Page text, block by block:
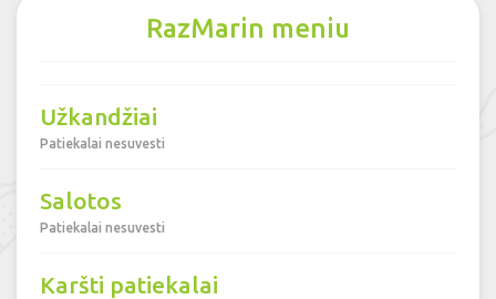
RazMarin meniu
Užkandžiai
Patiekalai nesuvesti
Salotos
Patiekalai nesuvesti
Karšti patiekalai